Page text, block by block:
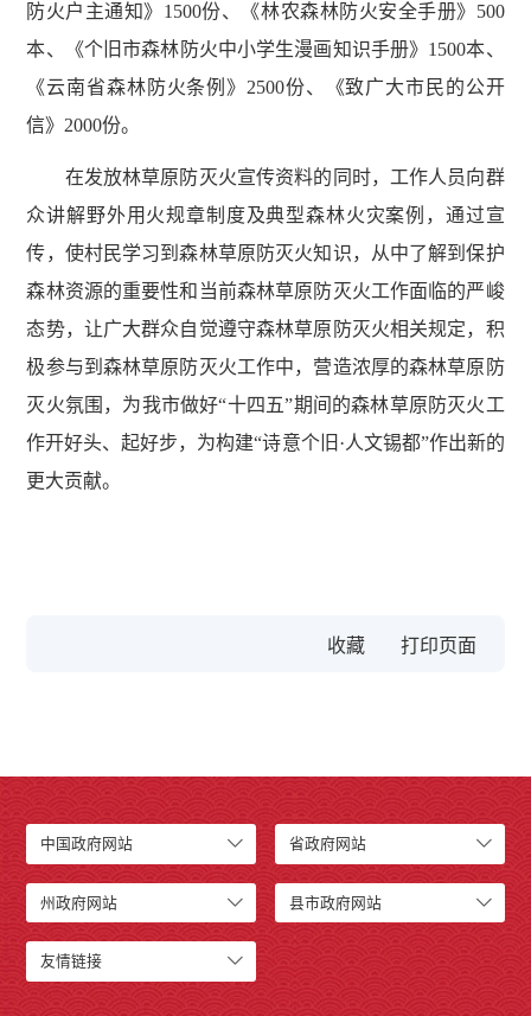
防火户主通知》1500份、《林农森林防火安全手册》500
本、《个旧市森林防火中小学生漫画知识手册》1500本、
《云南省森林防火条例》2500份、《致广大市民的公开
信》2000份。
在发放林草原防灭火宣传资料的同时，工作人员向群
众讲解野外用火规章制度及典型森林火灾案例，通过宣
传，使村民学习到森林草原防灭火知识，从中了解到保护
森林资源的重要性和当前森林草原防灭火工作面临的严峻
态势，让广大群众自觉遵守森林草原防灭火相关规定，积
极参与到森林草原防灭火工作中，营造浓厚的森林草原防
灭火氛围，为我市做好“十四五”期间的森林草原防灭火工
作开好头、起好步，为构建“诗意个旧·人文锡都”作出新的
更大贡献。
收藏
中国政府网站 省政府网站
州政府网站 县市政府网站
友情链接